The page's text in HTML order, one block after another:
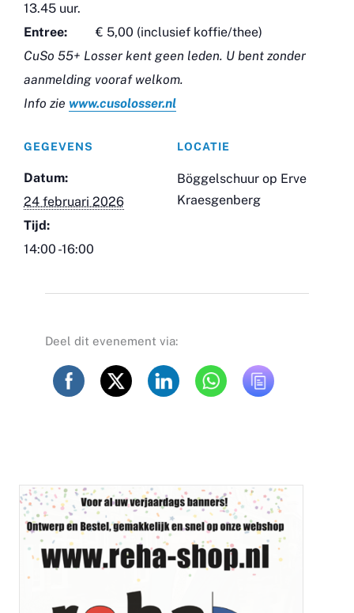
13.45 uur.
Entree:€ 5,00 (inclusief koffie/thee)
CuSo 55+ Losser kent geen leden. U bent zonder
aanmelding vooraf welkom.
Info zie www.cusolosser.nl
GEGEVENS
Datum:
24 februari 2026
Tijd:
14:00 -16:00
LOCATIE
Böggelschuur op Erve
Kraesgenberg
Deel dit evenement via: